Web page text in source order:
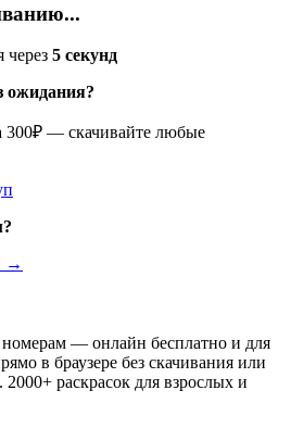
через 5 секунд
ожидания?
300₽ — скачивайте любые
→
номерам — онлайн бесплатно и для
в браузере без скачивания или
2000+ раскрасок для взрослых и